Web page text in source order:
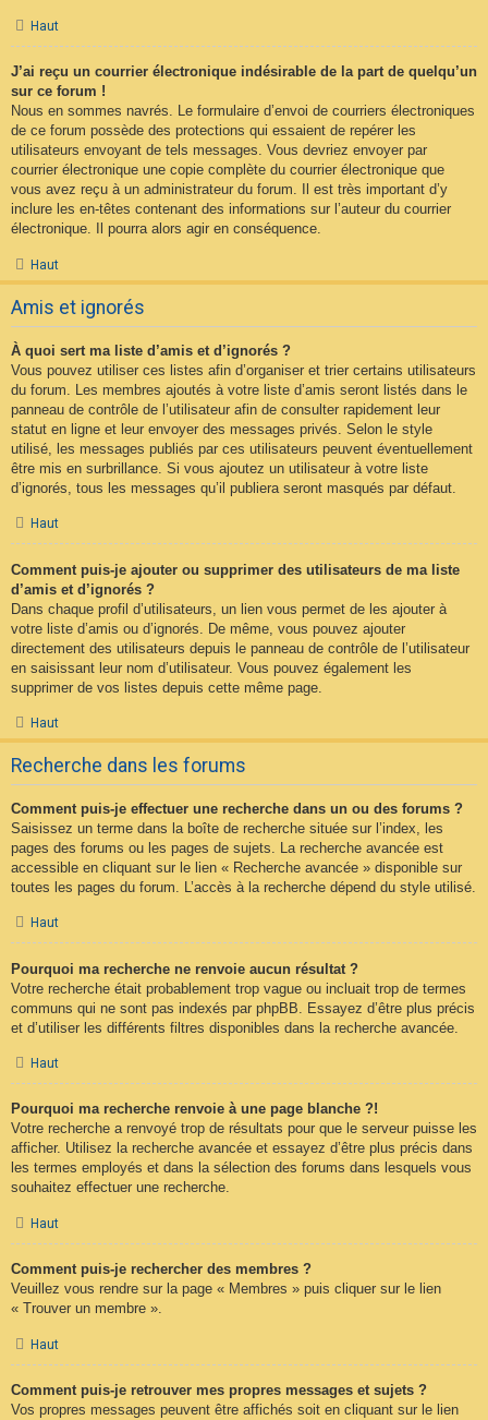
Haut
J’ai reçu un courrier électronique indésirable de la part de quelqu’un
sur ce forum !
Nous en sommes navrés. Le formulaire d’envoi de courriers électroniques
de ce forum possède des protections qui essaient de repérer les
utilisateurs envoyant de tels messages. Vous devriez envoyer par
courrier électronique une copie complète du courrier électronique que
vous avez reçu à un administrateur du forum. Il est très important d’y
inclure les en-têtes contenant des informations sur l’auteur du courrier
électronique. Il pourra alors agir en conséquence.
Haut
Amis et ignorés
À quoi sert ma liste d’amis et d’ignorés ?
Vous pouvez utiliser ces listes afin d’organiser et trier certains utilisateurs
du forum. Les membres ajoutés à votre liste d’amis seront listés dans le
panneau de contrôle de l’utilisateur afin de consulter rapidement leur
statut en ligne et leur envoyer des messages privés. Selon le style
utilisé, les messages publiés par ces utilisateurs peuvent éventuellement
être mis en surbrillance. Si vous ajoutez un utilisateur à votre liste
d’ignorés, tous les messages qu’il publiera seront masqués par défaut.
Haut
Comment puis-je ajouter ou supprimer des utilisateurs de ma liste
d’amis et d’ignorés ?
Dans chaque profil d’utilisateurs, un lien vous permet de les ajouter à
votre liste d’amis ou d’ignorés. De même, vous pouvez ajouter
directement des utilisateurs depuis le panneau de contrôle de l’utilisateur
en saisissant leur nom d’utilisateur. Vous pouvez également les
supprimer de vos listes depuis cette même page.
Haut
Recherche dans les forums
Comment puis-je effectuer une recherche dans un ou des forums ?
Saisissez un terme dans la boîte de recherche située sur l’index, les
pages des forums ou les pages de sujets. La recherche avancée est
accessible en cliquant sur le lien « Recherche avancée » disponible sur
toutes les pages du forum. L’accès à la recherche dépend du style utilisé.
Haut
Pourquoi ma recherche ne renvoie aucun résultat ?
Votre recherche était probablement trop vague ou incluait trop de termes
communs qui ne sont pas indexés par phpBB. Essayez d’être plus précis
et d’utiliser les différents filtres disponibles dans la recherche avancée.
Haut
Pourquoi ma recherche renvoie à une page blanche ?!
Votre recherche a renvoyé trop de résultats pour que le serveur puisse les
afficher. Utilisez la recherche avancée et essayez d’être plus précis dans
les termes employés et dans la sélection des forums dans lesquels vous
souhaitez effectuer une recherche.
Haut
Comment puis-je rechercher des membres ?
Veuillez vous rendre sur la page « Membres » puis cliquer sur le lien
« Trouver un membre ».
Haut
Comment puis-je retrouver mes propres messages et sujets ?
Vos propres messages peuvent être affichés soit en cliquant sur le lien